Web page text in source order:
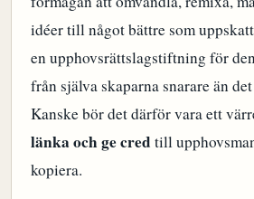
idéer till något bättre som
en upphovsrättslagstiftning för
från själva skaparna snarare än
Kanske bör det därför vara ett
länka och ge cred till
kopiera.